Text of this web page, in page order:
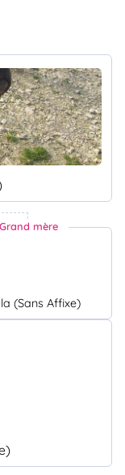
Grand mère
(Sans Affixe)